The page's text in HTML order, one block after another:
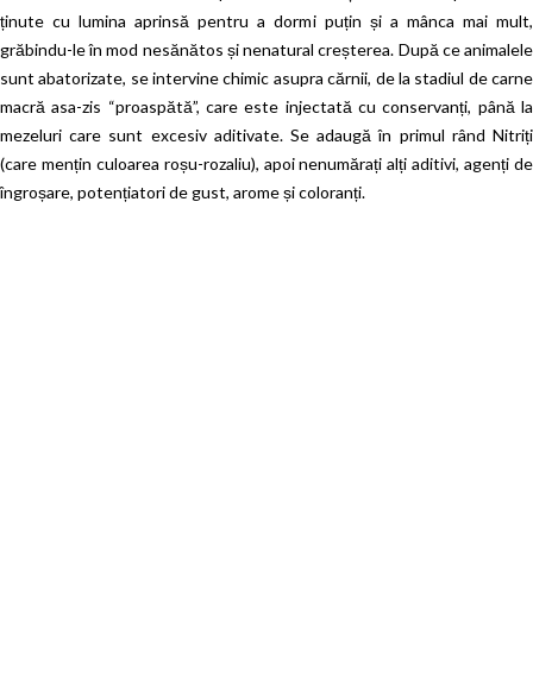
ținute cu lumina aprinsă pentru a dormi puțin și a mânca mai mult,
grăbindu-le în mod nesănătos și nenatural creșterea. După ce animalele
sunt abatorizate, se intervine chimic asupra cărnii, de la stadiul de carne
macră asa-zis “proaspătă”, care este injectată cu conservanți, până la
mezeluri care sunt excesiv aditivate. Se adaugă în primul rând Nitriți
(care mențin culoarea roșu-rozaliu), apoi nenumărați alți aditivi, agenți de
îngroșare, potențiatori de gust, arome și coloranți.